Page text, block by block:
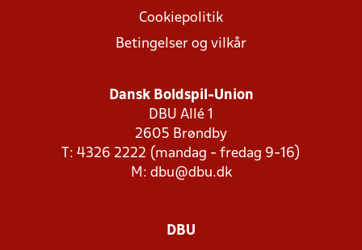
Cookiepolitik
Betingelser og vilkår
Dansk Boldspil-Union
DBU Allé 1
2605 Brøndby
T: 4326 2222 (mandag - fredag 9-16)
M: dbu@dbu.dk
DBU